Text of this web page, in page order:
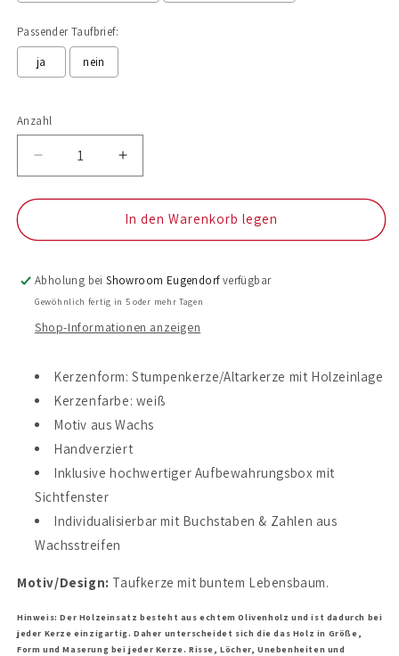
Passender Taufbrief:
ja
nein
Selection will add
Anzahl
Anzahl
Verringere
die
Menge
Taufkerze
Erhöhe
die
Menge
für
Taufkerze
In den Warenkorb legen
Abholung beiShowroom Eugendorfverfügbar
Gewöhnlich fertig in 5 oder mehr Tagen
Shop-Informationen anzeigen
Kerzenform: Stumpenkerze/Altarkerze mit Holzeinlage
Kerzenfarbe: weiß
Motiv aus Wachs
Handverziert
Inklusive hochwertiger Aufbewahrungsbox mit
Sichtfenster
Individualisierbar mit Buchstaben & Zahlen aus
Wachsstreifen
Motiv/Design: Taufkerze mit buntem Lebensbaum.
Hinweis: Der Holzeinsatz besteht aus echtem Olivenholz und ist dadurch bei
jeder Kerze einzigartig. Daher unterscheidet sich die das Holz in Größe,
Form und Maserung bei jeder Kerze. Risse, Löcher, Unebenheiten und